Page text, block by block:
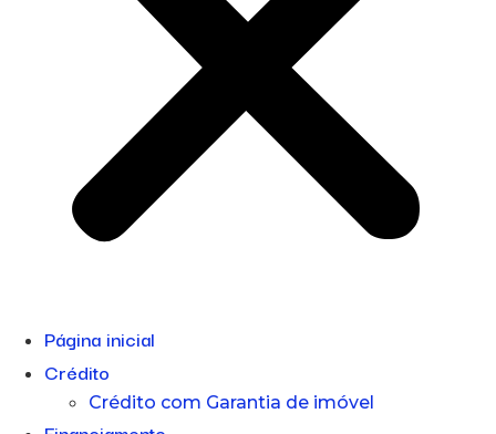
Página inicial
Crédito
Crédito com Garantia de imóvel